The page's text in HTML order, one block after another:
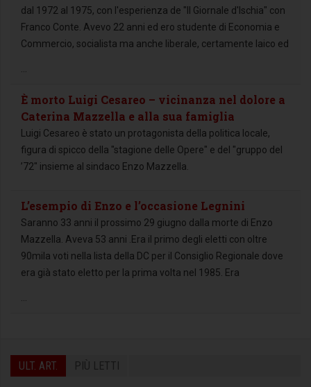
dal 1972 al 1975, con l'esperienza de "Il Giornale d'Ischia" con
Franco Conte. Avevo 22 anni ed ero studente di Economia e
Commercio, socialista ma anche liberale, certamente laico ed
...
È morto Luigi Cesareo – vicinanza nel dolore a
Caterina Mazzella e alla sua famiglia
Luigi Cesareo è stato un protagonista della politica locale,
figura di spicco della "stagione delle Opere" e del "gruppo del
’72" insieme al sindaco Enzo Mazzella.
L’esempio di Enzo e l’occasione Legnini
Saranno 33 anni il prossimo 29 giugno dalla morte di Enzo
Mazzella. Aveva 53 anni .Era il primo degli eletti con oltre
90mila voti nella lista della DC per il Consiglio Regionale dove
era già stato eletto per la prima volta nel 1985. Era
...
ULT. ART. PIÙ LETTI